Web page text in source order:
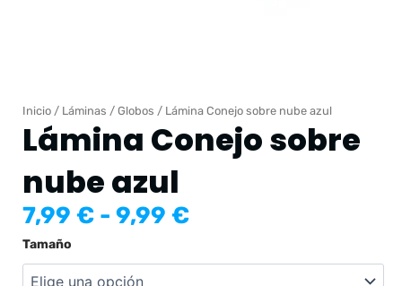
Inicio / Láminas / Globos / Lámina Conejo sobre nube azul
Lámina Conejo sobre
nube azul
7,99 € - 9,99 €Rango
precios:
Tamaño
Lámina
Conejo